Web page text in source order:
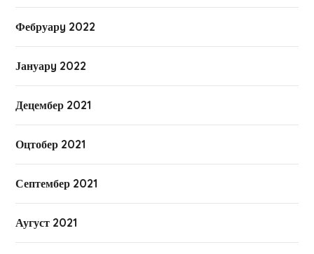
Фебруарy 2022
Јануарy 2022
Децембер 2021
Оцтобер 2021
Септембер 2021
Аугуст 2021